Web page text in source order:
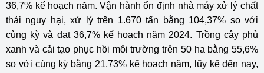
36,7% kế hoạch năm. Vận hành ổn định nhà máy xử lý chất
thải nguy hại, xử lý trên 1.670 tấn bằng 104,37% so với
cùng kỳ và đạt 36,7% kế hoạch năm 2024. Trồng cây phủ
xanh và cải tạo phục hồi môi trường trên 50 ha bằng 55,6%
so với cùng kỳ bằng 21,73% kế hoạch năm, lũy kế đến nay,